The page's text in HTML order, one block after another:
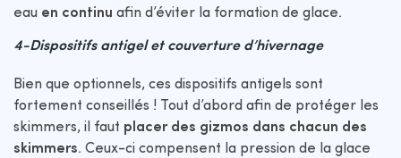
eau en continu afin d’éviter la formation de glace.
4-Dispositifs antigel et couverture d’hivernage
Bien que optionnels, ces dispositifs antigels sont
fortement conseillés ! Tout d’abord afin de protéger les
skimmers, il faut placer des gizmos dans chacun des
skimmers. Ceux-ci compensent la pression de la glace